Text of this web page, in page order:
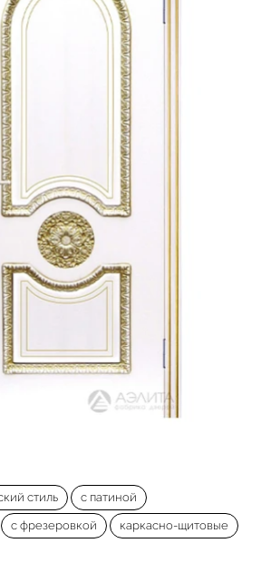
стиль с патиной
с фрезеровкой каркасно-щитовые